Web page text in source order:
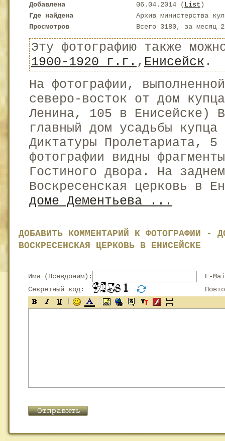
Добавлена
06.04.2014 (List)
Где найдена
Архив министерства
Просмотров
Всего 3180, за месяц
Эту фотографию также
1900-1920 г.г. , Енисейск .
На фотографии,
северо-восток от дом
Ленина, 105 в Енисейске)
главный дом усадьбы
Диктатуры Пролетариата,
фотографии видны
Гостиного двора. На
Воскресенская церковь в
доме Дементьева ...
ДОБАВИТЬ КОММЕНТАРИЙ К ФОТОГРАФИИ -
ВОСКРЕСЕНСКАЯ ЦЕРКОВЬ В ЕНИСЕЙСКЕ
Имя (Псевдоним):
E-
Секретный код: